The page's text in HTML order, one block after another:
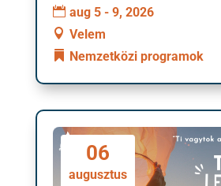
aug 5 - 9, 2026
Velem
Nemzetközi programok
06
augusztus